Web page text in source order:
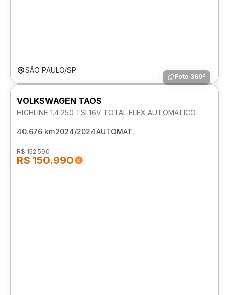
SÃO PAULO/SP
Foto 360º
VOLKSWAGEN TAOS
HIGHLINE 1.4 250 TSI 16V TOTAL FLEX AUTOMATICO
40.676 km2024/2024AUTOMAT.
R$ 152.590
R$ 150.990